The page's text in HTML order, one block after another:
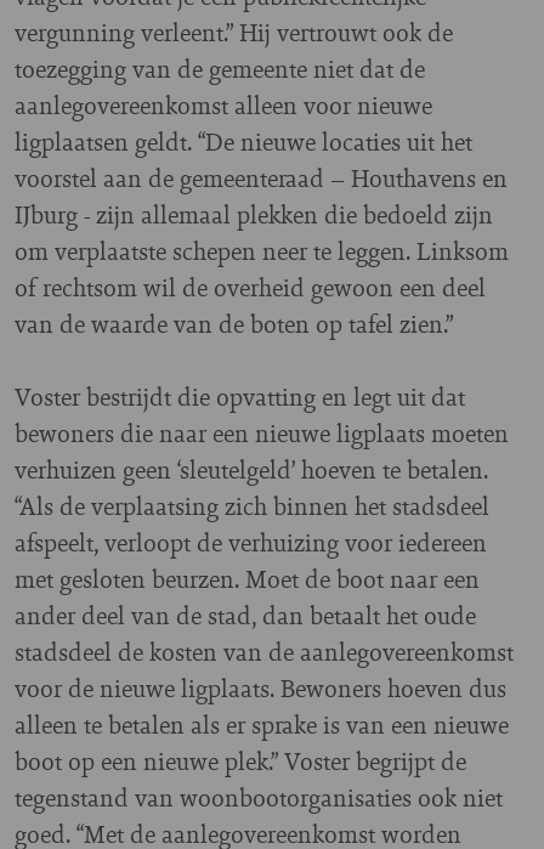
vergunning verleent.” Hij vertrouwt ook de
toezegging van de gemeente niet dat de
aanlegovereenkomst alleen voor nieuwe
ligplaatsen geldt. “De nieuwe locaties uit het
voorstel aan de gemeenteraad – Houthavens en
IJburg - zijn allemaal plekken die bedoeld zijn
om verplaatste schepen neer te leggen. Linksom
of rechtsom wil de overheid gewoon een deel
van de waarde van de boten op tafel zien.”
Voster bestrijdt die opvatting en legt uit dat
bewoners die naar een nieuwe ligplaats moeten
verhuizen geen ‘sleutelgeld’ hoeven te betalen.
“Als de verplaatsing zich binnen het stadsdeel
afspeelt, verloopt de verhuizing voor iedereen
met gesloten beurzen. Moet de boot naar een
ander deel van de stad, dan betaalt het oude
stadsdeel de kosten van de aanlegovereenkomst
voor de nieuwe ligplaats. Bewoners hoeven dus
alleen te betalen als er sprake is van een nieuwe
boot op een nieuwe plek.” Voster begrijpt de
tegenstand van woonbootorganisaties ook niet
goed. “Met de aanlegovereenkomst worden